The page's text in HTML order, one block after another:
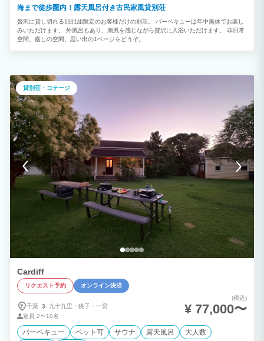
海まで徒歩圏内！露天風呂付き古民家風貸別荘
贅沢に貸し切れる1日1組限定のお客様だけの別荘。 バーベキューは年中無休でお楽し
みいただけます。 外風呂もあり、潮風を感じながら贅沢に入浴いただけます。 非日常
空間、癒しの空間、思い出の1ページをどうぞ。
貸別荘・コテージ
Cardiff
リクエスト予約 オンライン決済
千葉 九十九里・ 銚子・ 一宮
定員 2〜10名
(税込)
¥ 77,000〜
バーベキュー ペット可 サウナ 露天風呂
大人数